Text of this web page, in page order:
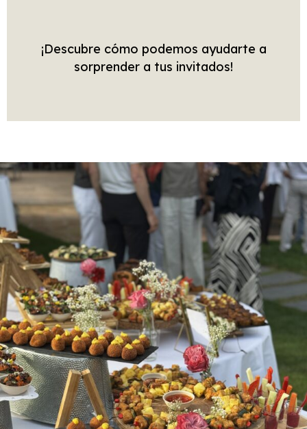
¡Descubre cómo podemos ayudarte a
sorprender a tus invitados!